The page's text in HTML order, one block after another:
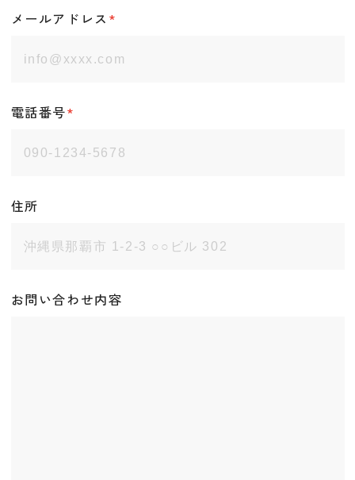
メールアドレス *
電話番号*
住所
お問い合わせ内容